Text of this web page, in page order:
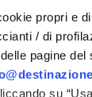
propri e
/ di
pagine
su